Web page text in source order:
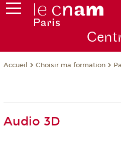
Accueil Choisir ma formation
Audio 3D